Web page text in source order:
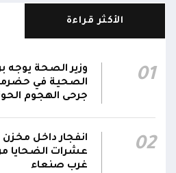
مليشيا الحوثي تقصف
15:35
قصف حوثي عشوائي
مناطق مآهولة بقرى
محافظة الضالع
12:22
والجيش يقصف مواقع
الأكثر قراءة
01
وزير الصحة يوجه
الصحية في
جرحى الهجوم
02
انفجار داخل
عشرات الضحايا
غرب صنعاء